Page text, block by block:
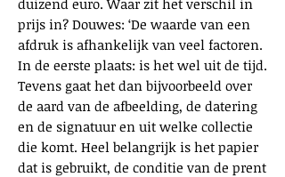
duizend euro. Waar zit het verschil in
prijs in? Douwes: ‘De waarde van een
afdruk is afhankelijk van veel factoren.
In de eerste plaats: is het wel uit de tijd.
Tevens gaat het dan bijvoorbeeld over
de aard van de afbeelding, de datering
en de signatuur en uit welke collectie
die komt. Heel belangrijk is het papier
dat is gebruikt, de conditie van de prent